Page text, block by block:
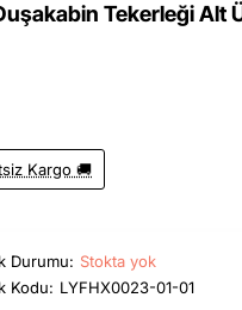
Tekerleği Alt
Kargo 🚚
Durumu: Stokta yok
Kodu: LYFHX0023-01-01